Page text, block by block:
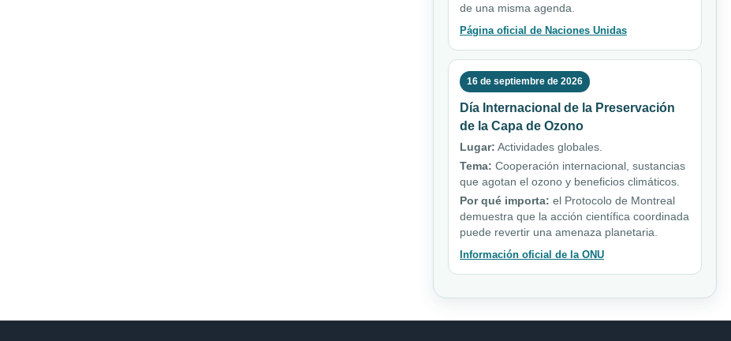
de una misma agenda.
Página oficial de Naciones Unidas
16 de septiembre de 2026
Día Internacional de la Preservación
de la Capa de Ozono
Lugar: Actividades globales.
Tema: Cooperación internacional, sustancias
que agotan el ozono y beneficios climáticos.
Por qué importa: el Protocolo de Montreal
demuestra que la acción científica coordinada
puede revertir una amenaza planetaria.
Información oficial de la ONU